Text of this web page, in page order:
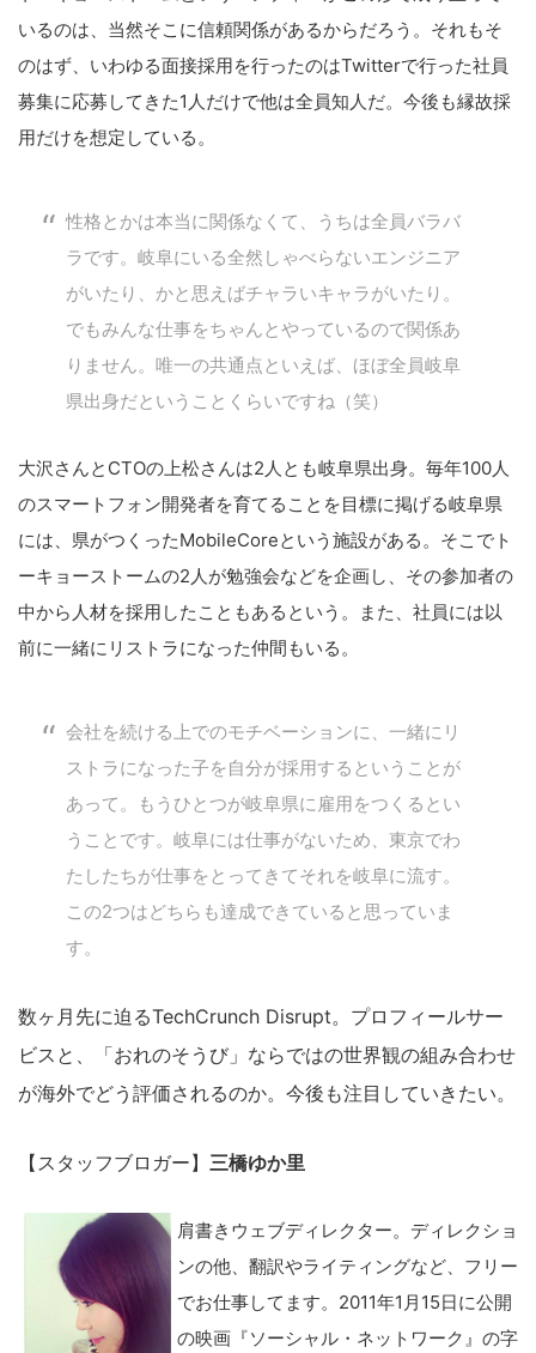
いるのは、当然そこに信頼関係があるからだろう。それもそ
のはず、いわゆる面接採用を行ったのはTwitterで行った社員
募集に応募してきた1人だけで他は全員知人だ。今後も縁故採
用だけを想定している。
性格とかは本当に関係なくて、うちは全員バラバ
ラです。岐阜にいる全然しゃべらないエンジニア
がいたり、かと思えばチャラいキャラがいたり。
でもみんな仕事をちゃんとやっているので関係あ
りません。唯一の共通点といえば、ほぼ全員岐阜
県出身だということくらいですね（笑）
大沢さんとCTOの上松さんは2人とも岐阜県出身。毎年100人
のスマートフォン開発者を育てることを目標に掲げる岐阜県
には、県がつくったMobileCoreという施設がある。そこでト
ーキョーストームの2人が勉強会などを企画し、その参加者の
中から人材を採用したこともあるという。また、社員には以
前に一緒にリストラになった仲間もいる。
会社を続ける上でのモチベーションに、一緒にリ
ストラになった子を自分が採用するということが
あって。もうひとつが岐阜県に雇用をつくるとい
うことです。岐阜には仕事がないため、東京でわ
たしたちが仕事をとってきてそれを岐阜に流す。
この2つはどちらも達成できていると思っていま
す。
数ヶ月先に迫るTechCrunch Disrupt。プロフィールサー
ビスと、「おれのそうび」ならではの世界観の組み合わせ
が海外でどう評価されるのか。今後も注目していきたい。
【スタッフブロガー】 三橋ゆか里
肩書きウェブディレクター。ディレクショ
ンの他、翻訳やライティングなど、フリー
でお仕事してます。2011年1月15日に公開
の映画『ソーシャル・ネットワーク』の字